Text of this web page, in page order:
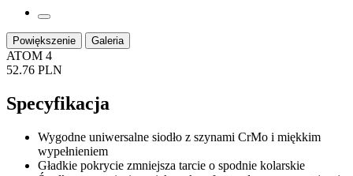
Powiększenie Galeria
ATOM 4
52.76 PLN
Specyfikacja
Wygodne uniwersalne siodło z szynami CrMo i miękkim
wypełnieniem
Gładkie pokrycie zmniejsza tarcie o spodnie kolarskie